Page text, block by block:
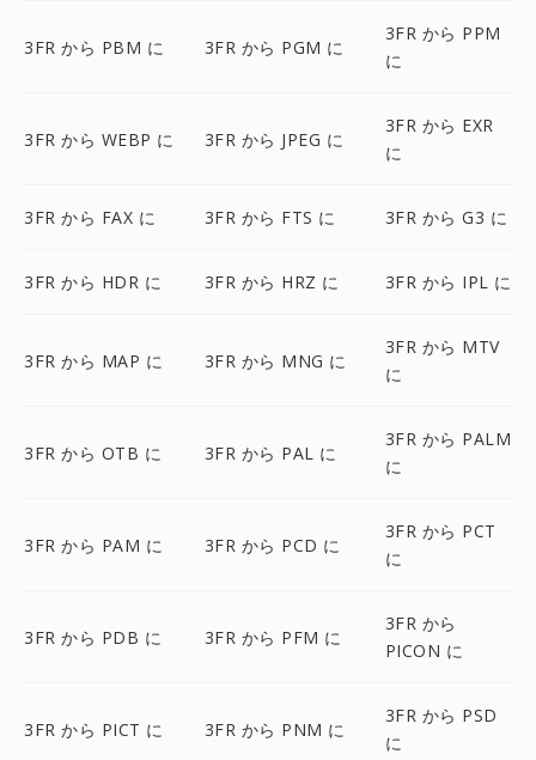
3FR から PBM に 3FR から PGM に
3FR から PPM
に
3FR から WEBP に 3FR から JPEG に
3FR から EXR
に
3FR から FAX に 3FR から FTS に 3FR から G3 に
3FR から HDR に 3FR から HRZ に 3FR から IPL に
3FR から MAP に 3FR から MNG に
3FR から MTV
に
3FR から OTB に 3FR から PAL に
3FR から PALM
に
3FR から PAM に 3FR から PCD に
3FR から PCT
に
3FR から PDB に 3FR から PFM に
3FR から
PICON に
3FR から PICT に 3FR から PNM に
3FR から PSD
に